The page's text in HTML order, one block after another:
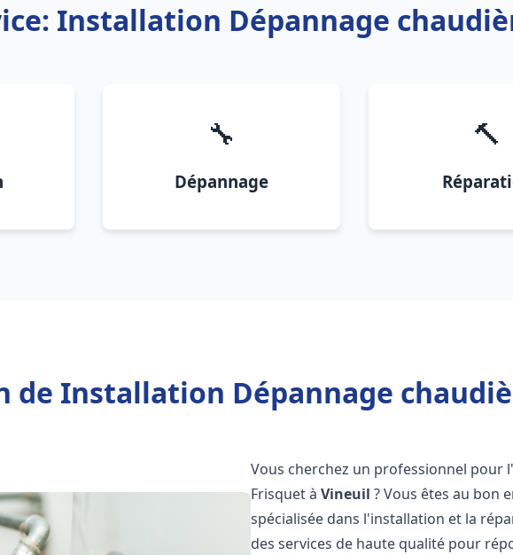
Installation Dépannage
🔧
Dépannage
🔨
de Installation Dépannage
Vous cherchez un professionnel pour
Frisquet àVineuil ? Vous êtes au bon
spécialisée dans l'installation et la
des services de haute qualité pour